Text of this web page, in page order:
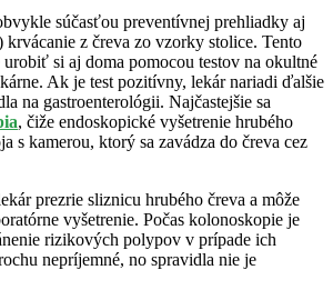
súčasťou preventívnej prehliadky aj
krvácanie z čreva zo vzorky stolice. Tento
urobiť si aj doma pomocou testov na okultné
Ak je test pozitívny, lekár nariadi ďalšie
na gastroenterológii. Najčastejšie sa
, čiže endoskopické vyšetrenie hrubého
s kamerou, ktorý sa zavádza do čreva cez
prezrie sliznicu hrubého čreva a môže
vyšetrenie. Počas kolonoskopie je
rizikových polypov v prípade ich
nepríjemné, no spravidla nie je